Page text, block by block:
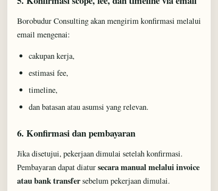
Borobudur Consulting akan mengirim konfirmasi melalui
email mengenai:
cakupan kerja,
estimasi fee,
timeline,
dan batasan atau asumsi yang relevan.
6. Konfirmasi dan pembayaran
Jika disetujui, pekerjaan dimulai setelah konfirmasi.
Pembayaran dapat diatursecara manual melalui invoice
atau bank transfersebelum pekerjaan dimulai.